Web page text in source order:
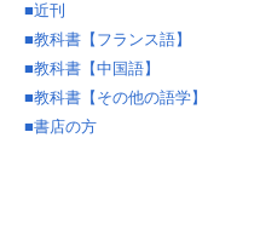
■近刊
■教科書【フランス語】
■教科書【中国語】
■教科書【その他の語学】
■書店の方